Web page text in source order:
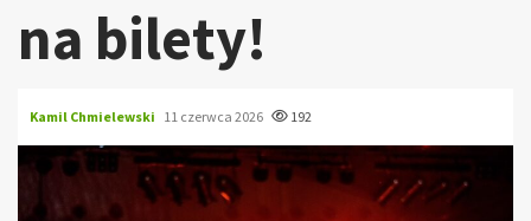
na bilety!
Kamil Chmielewski 11 czerwca 2026 192